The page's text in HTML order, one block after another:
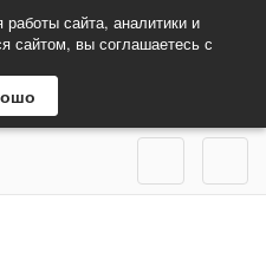
сайта, аналитики и
сайтом, вы соглашаетесь с